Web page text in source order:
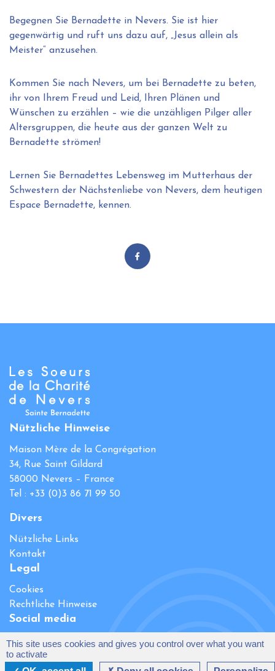
Begegnen Sie Bernadette in Nevers. Sie ist hier
gegenwärtig und ruft uns dazu auf, „Jesus allein als
Meister“ anzusehen.
Kommen Sie nach Nevers, um bei Bernadette zu beten,
ihr von Ihrem Freud und Leid, Ihren Plänen und
Wünschen zu erzählen – wie die unzähligen Pilger aller
Altersgruppen, die heute aus der ganzen Welt zu
Bernadette strömen!
Lernen Sie Bernadettes Lebensweg im Mutterhaus der
Schwestern der Nächstenliebe von Nevers, dem heutigen
Espace Bernadette, kennen.
Nützliche Hinweise
Maison Mère de la Congrégation
34, Rue Saint Gildard
58000 Nevers – France
Tel : +33 (0)3 86 71 99 50
Divers
Nützliche Links
Kontakt
Legal
Cookies
Rechtliche Hinweise
Social media
This site uses cookies and gives you control over what you want
to activate